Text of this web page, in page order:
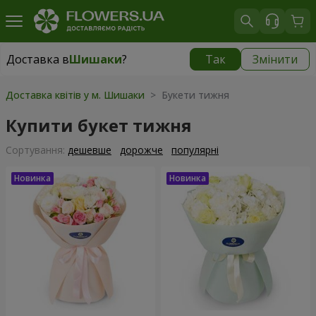
Доставка вШишаки? Так Змінити
Доставка вШишаки|
Доставка квітів у м. Шишаки > Букети тижня
Купити букет тижня
Сортування: дешевше дорожче популярні